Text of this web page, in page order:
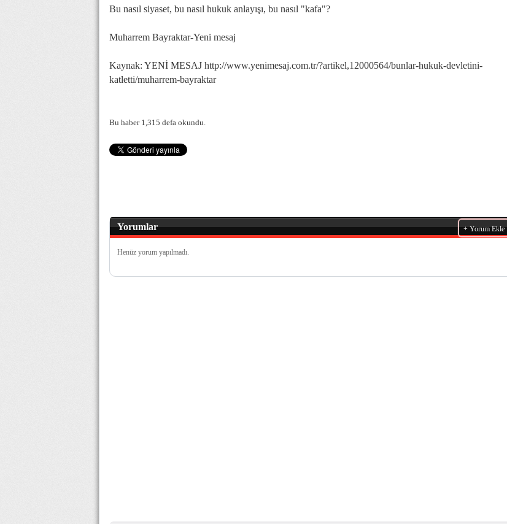
Bu nasıl siyaset, bu nasıl hukuk anlayışı, bu nasıl "kafa"?
Muharrem Bayraktar-Yeni mesaj
Kaynak: YENİ MESAJ http://www.yenimesaj.com.tr/?artikel,12000564/bunlar-hukuk-devletini-
katletti/muharrem-bayraktar
Bu haber 1,315 defa okundu.
Yorumlar + Yorum Ekle
Henüz yorum yapılmadı.